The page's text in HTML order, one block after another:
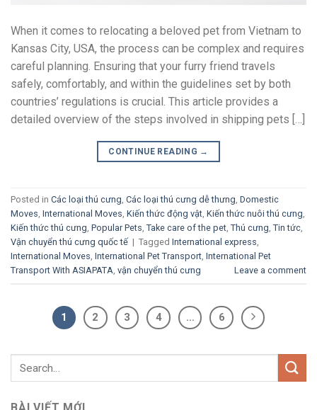
When it comes to relocating a beloved pet from Vietnam to
Kansas City, USA, the process can be complex and requires
careful planning. Ensuring that your furry friend travels
safely, comfortably, and within the guidelines set by both
countries’ regulations is crucial. This article provides a
detailed overview of the steps involved in shipping pets […]
CONTINUE READING →
Posted in Các loại thú cưng, Các loại thú cưng dễ thưng, Domestic
Moves, International Moves, Kiến thức động vật, Kiến thức nuôi thú cưng,
Kiến thức thú cưng, Popular Pets, Take care of the pet, Thú cưng, Tin tức,
Vận chuyển thú cưng quốc tế | Tagged International express,
International Moves, International Pet Transport, International Pet
Transport With ASIAPATA, vận chuyển thú cưng Leave a comment
1 2 3 4 … 6